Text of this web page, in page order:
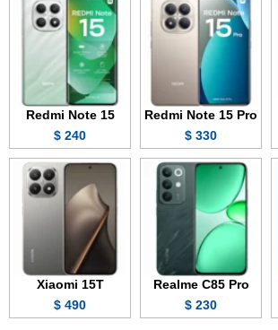
Redmi Note 15 Pro
330 $
Redmi Note 15
240 $
Realme C85 Pro
230 $
Xiaomi 15T
490 $